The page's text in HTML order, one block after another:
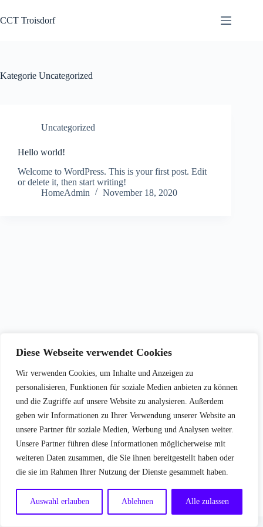
Diese Webseite verwendet Cookies
Wir verwenden Cookies, um Inhalte und Anzeigen zu
personalisieren, Funktionen für soziale Medien anbieten zu können
und die Zugriffe auf unsere Website zu analysieren. Außerdem
geben wir Informationen zu Ihrer Verwendung unserer Website an
unsere Partner für soziale Medien, Werbung und Analysen weiter.
Unsere Partner führen diese Informationen möglicherweise mit
weiteren Daten zusammen, die Sie ihnen bereitgestellt haben oder
die sie im Rahmen Ihrer Nutzung der Dienste gesammelt haben.
Auswahl erlauben Ablehnen Alle zulassen
Inhalt
springen
CCT Troisdorf
Kategorie Uncategorized
Uncategorized
Hello world!
Welcome to WordPress. This is your first post. Edit
or delete it, then start writing!
HomeAdmin
November 18, 2020